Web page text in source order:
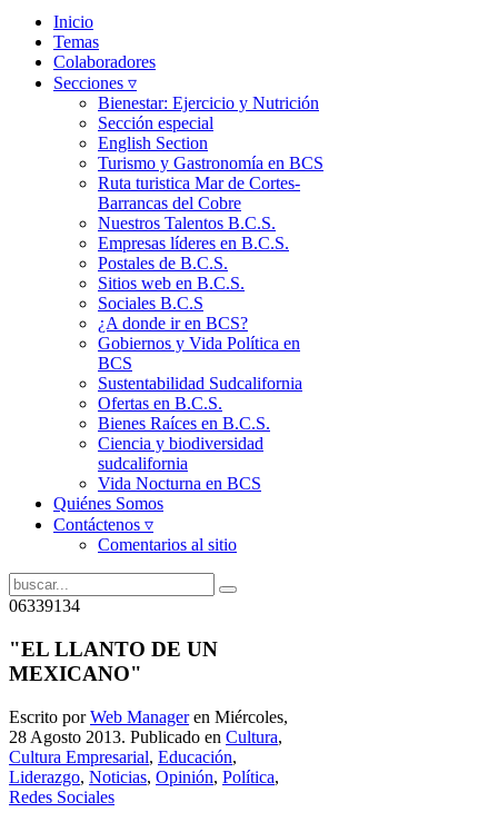
Inicio
Temas
Colaboradores
Secciones ▿
Bienestar: Ejercicio y Nutrición
Sección especial
English Section
Turismo y Gastronomía en BCS
Ruta turistica Mar de Cortes-
Barrancas del Cobre
Nuestros Talentos B.C.S.
Empresas líderes en B.C.S.
Postales de B.C.S.
Sitios web en B.C.S.
Sociales B.C.S
¿A donde ir en BCS?
Gobiernos y Vida Política en
BCS
Sustentabilidad Sudcalifornia
Ofertas en B.C.S.
Bienes Raíces en B.C.S.
Ciencia y biodiversidad
sudcalifornia
Vida Nocturna en BCS
Quiénes Somos
Contáctenos ▿
Comentarios al sitio
06339134
"EL LLANTO DE UN
MEXICANO"
Escrito porWeb Manageren Miércoles,
28 Agosto 2013. Publicado en Cultura,
Cultura Empresarial, Educación,
Liderazgo, Noticias, Opinión, Política,
Redes Sociales